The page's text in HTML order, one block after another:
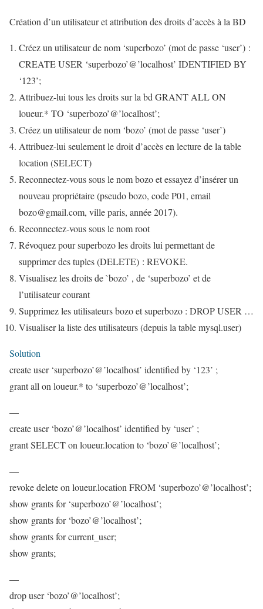
Création d’un utilisateur et attribution des droits d’accès à la BD
Créez un utilisateur de nom ‘superbozo’ (mot de passe ‘user’) :
CREATE USER ‘superbozo’@’localhost’ IDENTIFIED BY
‘123’;
Attribuez-lui tous les droits sur la bd GRANT ALL ON
loueur.* TO ‘superbozo’@’localhost’;
Créez un utilisateur de nom ‘bozo’ (mot de passe ‘user’)
Attribuez-lui seulement le droit d’accès en lecture de la table
location (SELECT)
Reconnectez-vous sous le nom bozo et essayez d’insérer un
nouveau propriétaire (pseudo bozo, code P01, email
bozo@gmail.com, ville paris, année 2017).
Reconnectez-vous sous le nom root
Révoquez pour superbozo les droits lui permettant de
supprimer des tuples (DELETE) : REVOKE.
Visualisez les droits de `bozo’ , de ‘superbozo’ et de
l’utilisateur courant
Supprimez les utilisateurs bozo et superbozo : DROP USER …
Visualiser la liste des utilisateurs (depuis la table mysql.user)
Solution
create user ‘superbozo’@’localhost’ identified by ‘123’ ;
grant all on loueur.* to ‘superbozo’@’localhost’;
—
create user ‘bozo’@’localhost’ identified by ‘user’ ;
grant SELECT on loueur.location to ‘bozo’@’localhost’;
—
revoke delete on loueur.location FROM ‘superbozo’@’localhost’;
show grants for ‘superbozo’@’localhost’;
show grants for ‘bozo’@’localhost’;
show grants for current_user;
show grants;
—
drop user ‘bozo’@’localhost’;